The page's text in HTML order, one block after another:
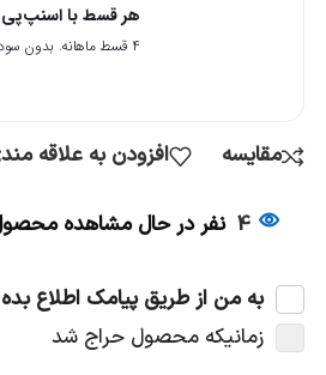
هر قسط با
۴ قسط ماهانه. بدون سود، چک و ضامن.
مقایسه افزودن به علاقه
4 نفر در حال مشاهده
به من از طریق پیامک اطلاع بده
زمانیکه محصول حراج شد